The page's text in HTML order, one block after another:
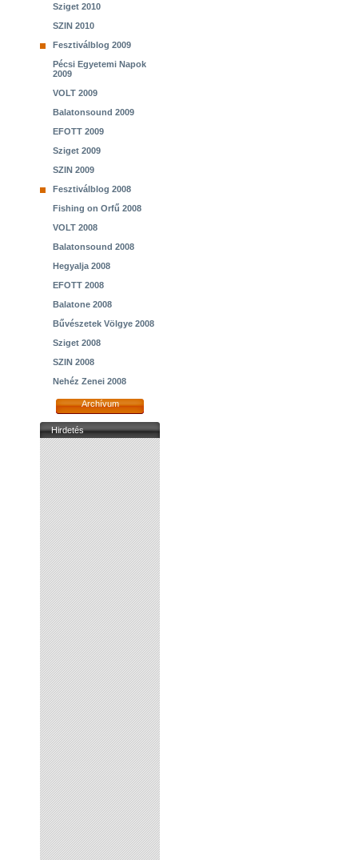
Sziget 2010
SZIN 2010
Fesztiválblog 2009
Pécsi Egyetemi Napok
2009
VOLT 2009
Balatonsound 2009
EFOTT 2009
Sziget 2009
SZIN 2009
Fesztiválblog 2008
Fishing on Orfű 2008
VOLT 2008
Balatonsound 2008
Hegyalja 2008
EFOTT 2008
Balatone 2008
Bűvészetek Völgye 2008
Sziget 2008
SZIN 2008
Nehéz Zenei 2008
Archívum
Hirdetés